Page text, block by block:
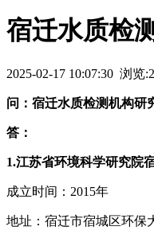
宿迁水质检
2025-02-17 10:07:30 浏览:
问：宿迁水质检测机构研
答：
1.江苏省环境科学研究院
成立时间：2015年
地址：宿迁市宿城区环保